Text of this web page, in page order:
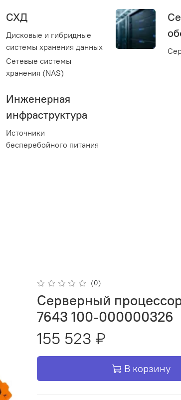
СХД
Дисковые и гибридные
системы хранения данных
Сетевые системы
хранения (NAS)
Инженерная
инфраструктура
Источники
бесперебойного питания
(0)
Серверный
7643 100-000000326
155 523 ₽
В корзину